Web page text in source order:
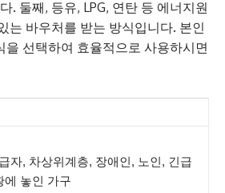
. 둘째, 등유, LPG, 연탄 등 에너지원
는 바우처를 받는 방식입니다. 본인
을 선택하여 효율적으로 사용하시면
자, 차상위계층, 장애인, 노인, 긴급
에 놓인 가구